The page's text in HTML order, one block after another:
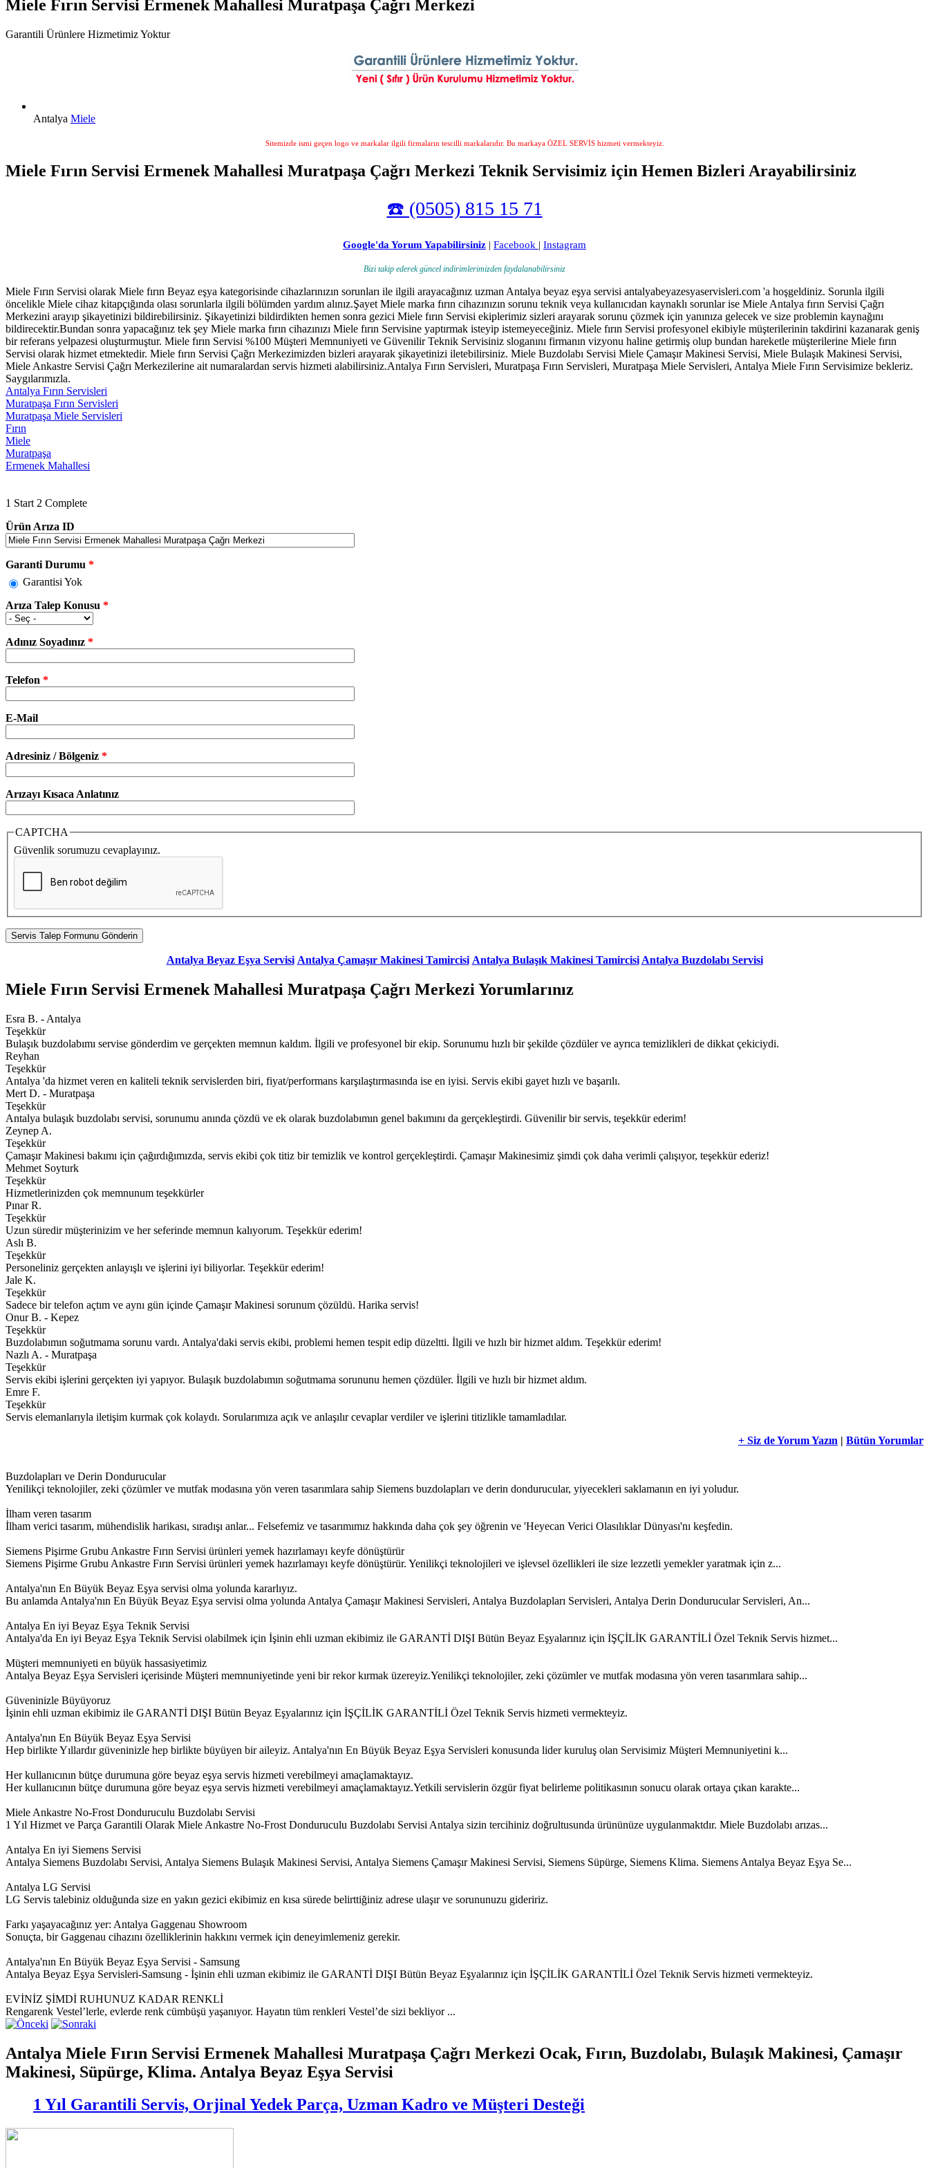
Miele Fırın Servisi Ermenek Mahallesi Muratpaşa Çağrı Merkezi
Garantili Ürünlere Hizmetimiz Yoktur
Antalya Miele
Sitemizde ismi geçen logo ve markalar ilgili firmaların tescilli markalarıdır. Bu markaya ÖZEL SERVİS hizmeti vermekteyiz.
Miele Fırın Servisi Ermenek Mahallesi Muratpaşa Çağrı Merkezi Teknik Servisimiz için Hemen Bizleri Arayabilirsiniz
☎️ (0505) 815 15 71
Google'da Yorum Yapabilirsiniz | Facebook | Instagram
Bizi takip ederek güncel indirimlerimizden faydalanabilirsiniz
Miele Fırın Servisi olarak Miele fırın Beyaz eşya kategorisinde cihazlarınızın sorunları ile ilgili arayacağınız uzman Antalya beyaz eşya servisi antalyabeyazesyaservisleri.com 'a hoşgeldiniz. Sorunla ilgili
öncelikle Miele cihaz kitapçığında olası sorunlarla ilgili bölümden yardım alınız.Şayet Miele marka fırın cihazınızın sorunu teknik veya kullanıcıdan kaynaklı sorunlar ise Miele Antalya fırın Servisi Çağrı
Merkezini arayıp şikayetinizi bildirebilirsiniz. Şikayetinizi bildirdikten hemen sonra gezici Miele fırın Servisi ekiplerimiz sizleri arayarak sorunu çözmek için yanınıza gelecek ve size problemin kaynağını
bildirecektir.Bundan sonra yapacağınız tek şey Miele marka fırın cihazınızı Miele fırın Servisine yaptırmak isteyip istemeyeceğiniz. Miele fırın Servisi profesyonel ekibiyle müşterilerinin takdirini kazanarak geniş
bir referans yelpazesi oluşturmuştur. Miele fırın Servisi %100 Müşteri Memnuniyeti ve Güvenilir Teknik Servisiniz sloganını firmanın vizyonu haline getirmiş olup bundan hareketle müşterilerine Miele fırın
Servisi olarak hizmet etmektedir. Miele fırın Servisi Çağrı Merkezimizden bizleri arayarak şikayetinizi iletebilirsiniz. Miele Buzdolabı Servisi Miele Çamaşır Makinesi Servisi, Miele Bulaşık Makinesi Servisi,
Miele Ankastre Servisi Çağrı Merkezilerine ait numaralardan servis hizmeti alabilirsiniz.Antalya Fırın Servisleri, Muratpaşa Fırın Servisleri, Muratpaşa Miele Servisleri, Antalya Miele Fırın Servisimize bekleriz.
Saygılarımızla.
Antalya Fırın Servisleri
Muratpaşa Fırın Servisleri
Muratpaşa Miele Servisleri
Fırın
Miele
Muratpaşa
Ermenek Mahallesi
1 Start 2 Complete
Ürün Arıza ID
Garanti Durumu *
Garantisi Yok
Arıza Talep Konusu *
Adınız Soyadınız *
Telefon *
E-Mail
Adresiniz / Bölgeniz *
Arızayı Kısaca Anlatınız
CAPTCHA
Güvenlik sorumuzu cevaplayınız.
Antalya Beyaz Eşya Servisi Antalya Çamaşır Makinesi Tamircisi Antalya Bulaşık Makinesi Tamircisi Antalya Buzdolabı Servisi
Miele Fırın Servisi Ermenek Mahallesi Muratpaşa Çağrı Merkezi Yorumlarınız
Esra B. - Antalya
Teşekkür
Bulaşık buzdolabımı servise gönderdim ve gerçekten memnun kaldım. İlgili ve profesyonel bir ekip. Sorunumu hızlı bir şekilde çözdüler ve ayrıca temizlikleri de dikkat çekiciydi.
Reyhan
Teşekkür
Antalya 'da hizmet veren en kaliteli teknik servislerden biri, fiyat/performans karşılaştırmasında ise en iyisi. Servis ekibi gayet hızlı ve başarılı.
Mert D. - Muratpaşa
Teşekkür
Antalya bulaşık buzdolabı servisi, sorunumu anında çözdü ve ek olarak buzdolabımın genel bakımını da gerçekleştirdi. Güvenilir bir servis, teşekkür ederim!
Zeynep A.
Teşekkür
Çamaşır Makinesi bakımı için çağırdığımızda, servis ekibi çok titiz bir temizlik ve kontrol gerçekleştirdi. Çamaşır Makinesimiz şimdi çok daha verimli çalışıyor, teşekkür ederiz!
Mehmet Soyturk
Teşekkür
Hizmetlerinizden çok memnunum teşekkürler
Pınar R.
Teşekkür
Uzun süredir müşterinizim ve her seferinde memnun kalıyorum. Teşekkür ederim!
Aslı B.
Teşekkür
Personeliniz gerçekten anlayışlı ve işlerini iyi biliyorlar. Teşekkür ederim!
Jale K.
Teşekkür
Sadece bir telefon açtım ve aynı gün içinde Çamaşır Makinesi sorunum çözüldü. Harika servis!
Onur B. - Kepez
Teşekkür
Buzdolabımın soğutmama sorunu vardı. Antalya'daki servis ekibi, problemi hemen tespit edip düzeltti. İlgili ve hızlı bir hizmet aldım. Teşekkür ederim!
Nazlı A. - Muratpaşa
Teşekkür
Servis ekibi işlerini gerçekten iyi yapıyor. Bulaşık buzdolabımın soğutmama sorununu hemen çözdüler. İlgili ve hızlı bir hizmet aldım.
Emre F.
Teşekkür
Servis elemanlarıyla iletişim kurmak çok kolaydı. Sorularımıza açık ve anlaşılır cevaplar verdiler ve işlerini titizlikle tamamladılar.
+ Siz de Yorum Yazın | Bütün Yorumlar
Buzdolapları ve Derin Dondurucular
Yenilikçi teknolojiler, zeki çözümler ve mutfak modasına yön veren tasarımlara sahip Siemens buzdolapları ve derin dondurucular, yiyecekleri saklamanın en iyi yoludur.
İlham veren tasarım
İlham verici tasarım, mühendislik harikası, sıradışı anlar... Felsefemiz ve tasarımımız hakkında daha çok şey öğrenin ve 'Heyecan Verici Olasılıklar Dünyası'nı keşfedin.
Siemens Pişirme Grubu Ankastre Fırın Servisi ürünleri yemek hazırlamayı keyfe dönüştürür
Siemens Pişirme Grubu Ankastre Fırın Servisi ürünleri yemek hazırlamayı keyfe dönüştürür. Yenilikçi teknolojileri ve işlevsel özellikleri ile size lezzetli yemekler yaratmak için z...
Antalya'nın En Büyük Beyaz Eşya servisi olma yolunda kararlıyız.
Bu anlamda Antalya'nın En Büyük Beyaz Eşya servisi olma yolunda Antalya Çamaşır Makinesi Servisleri, Antalya Buzdolapları Servisleri, Antalya Derin Dondurucular Servisleri, An...
Antalya En iyi Beyaz Eşya Teknik Servisi
Antalya'da En iyi Beyaz Eşya Teknik Servisi olabilmek için İşinin ehli uzman ekibimiz ile GARANTİ DIŞI Bütün Beyaz Eşyalarınız için İŞÇİLİK GARANTİLİ Özel Teknik Servis hizmet...
Müşteri memnuniyeti en büyük hassasiyetimiz
Antalya Beyaz Eşya Servisleri içerisinde Müşteri memnuniyetinde yeni bir rekor kırmak üzereyiz.Yenilikçi teknolojiler, zeki çözümler ve mutfak modasına yön veren tasarımlara sahip...
Güveninizle Büyüyoruz
İşinin ehli uzman ekibimiz ile GARANTİ DIŞI Bütün Beyaz Eşyalarınız için İŞÇİLİK GARANTİLİ Özel Teknik Servis hizmeti vermekteyiz.
Antalya'nın En Büyük Beyaz Eşya Servisi
Hep birlikte Yıllardır güveninizle hep birlikte büyüyen bir aileyiz. Antalya'nın En Büyük Beyaz Eşya Servisleri konusunda lider kuruluş olan Servisimiz Müşteri Memnuniyetini k...
Her kullanıcının bütçe durumuna göre beyaz eşya servis hizmeti verebilmeyi amaçlamaktayız.
Her kullanıcının bütçe durumuna göre beyaz eşya servis hizmeti verebilmeyi amaçlamaktayız.Yetkili servislerin özgür fiyat belirleme politikasının sonucu olarak ortaya çıkan karakte...
Miele Ankastre No-Frost Donduruculu Buzdolabı Servisi
1 Yıl Hizmet ve Parça Garantili Olarak Miele Ankastre No-Frost Donduruculu Buzdolabı Servisi Antalya sizin tercihiniz doğrultusunda ürününüze uygulanmaktdır. Miele Buzdolabı arızas...
Antalya En iyi Siemens Servisi
Antalya Siemens Buzdolabı Servisi, Antalya Siemens Bulaşık Makinesi Servisi, Antalya Siemens Çamaşır Makinesi Servisi, Siemens Süpürge, Siemens Klima. Siemens Antalya Beyaz Eşya Se...
Antalya LG Servisi
LG Servis talebiniz olduğunda size en yakın gezici ekibimiz en kısa sürede belirttiğiniz adrese ulaşır ve sorununuzu gideririz.
Farkı yaşayacağınız yer: Antalya Gaggenau Showroom
Sonuçta, bir Gaggenau cihazını özelliklerinin hakkını vermek için deneyimlemeniz gerekir.
Antalya'nın En Büyük Beyaz Eşya Servisi - Samsung
Antalya Beyaz Eşya Servisleri-Samsung - İşinin ehli uzman ekibimiz ile GARANTİ DIŞI Bütün Beyaz Eşyalarınız için İŞÇİLİK GARANTİLİ Özel Teknik Servis hizmeti vermekteyiz.
EVİNİZ ŞİMDİ RUHUNUZ KADAR RENKLİ
Rengarenk Vestel’lerle, evlerde renk cümbüşü yaşanıyor. Hayatın tüm renkleri Vestel’de sizi bekliyor ...
Antalya Miele Fırın Servisi Ermenek Mahallesi Muratpaşa Çağrı Merkezi Ocak, Fırın, Buzdolabı, Bulaşık Makinesi, Çamaşır
Makinesi, Süpürge, Klima. Antalya Beyaz Eşya Servisi
1 Yıl Garantili Servis, Orjinal Yedek Parça, Uzman Kadro ve Müşteri Desteği